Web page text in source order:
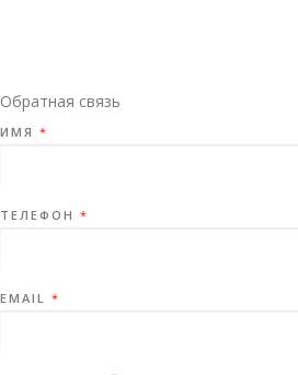
Обратная связь
ИМЯ *
ТЕЛЕФОН *
EMAIL *